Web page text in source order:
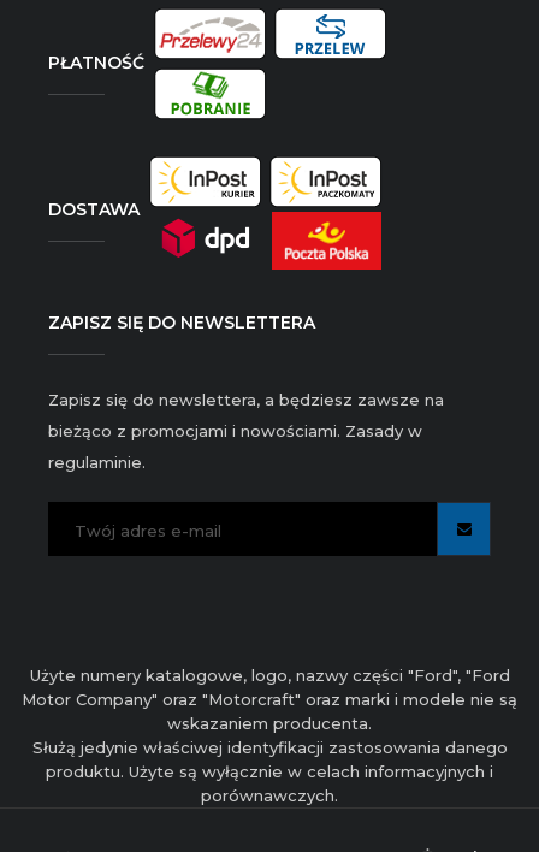
PŁATNOŚĆ
DOSTAWA
ZAPISZ SIĘ DO NEWSLETTERA
Zapisz się do newslettera, a będziesz zawsze na
bieżąco z promocjami i nowościami. Zasady w
regulaminie.
Użyte numery katalogowe, logo, nazwy części "Ford", "Ford
Motor Company" oraz "Motorcraft" oraz marki i modele nie są
wskazaniem producenta.
Służą jedynie właściwej identyfikacji zastosowania danego
produktu. Użyte są wyłącznie w celach informacyjnych i
porównawczych.